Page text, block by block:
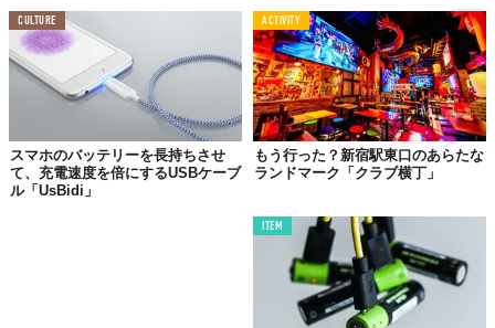
CULTURE
スマホのバッテリーを長持ちさせ
て、充電速度を倍にするUSBケーブ
ル「UsBidi」
ACTIVITY
もう行った？新宿駅東口のあらたな
ランドマーク「クラブ横丁」
ITEM